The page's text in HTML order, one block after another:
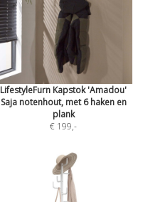
LifestyleFurn Kapstok 'Amadou'
Saja notenhout, met 6 haken en
plank
€ 199,-